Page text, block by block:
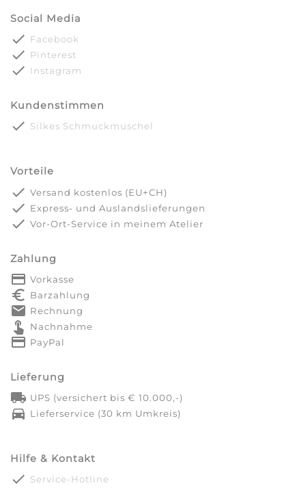
Social Media
done Facebook
done Pinterest
done Instagram
Kundenstimmen
done Silkes Schmuckmuschel
Vorteile
done Versand kostenlos (EU+CH)
done Express- und Auslandslieferungen
done Vor-Ort-Service in meinem Atelier
Zahlung
payment Vorkasse
euro_symbol Barzahlung
markunread Rechnung
touch_app Nachnahme
credit_card PayPal
Lieferung
local_shipping UPS (versichert bis € 10.000,-)
directions_car Lieferservice (30 km Umkreis)
Hilfe & Kontakt
done Service-Hotline